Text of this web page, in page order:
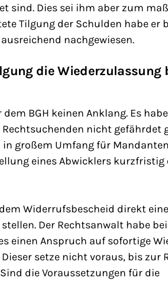
sind. Dies sei ihm aber zum
Tilgung der Schulden habe er
nachgewiesen.
die Wiederzulassung
BGH keinen Anklang. Es
nicht gefährdet
großem Umfang für
eines Abwicklers kurzfristig
Widerrufsbescheid direkt
Der Rechtsanwalt habe bei
einen Anspruch auf sofortige
setze nicht voraus, bis zur
die Voraussetzungen für die